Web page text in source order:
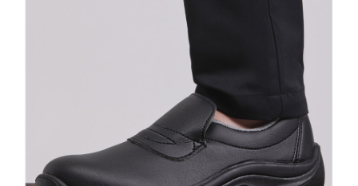
Sign in